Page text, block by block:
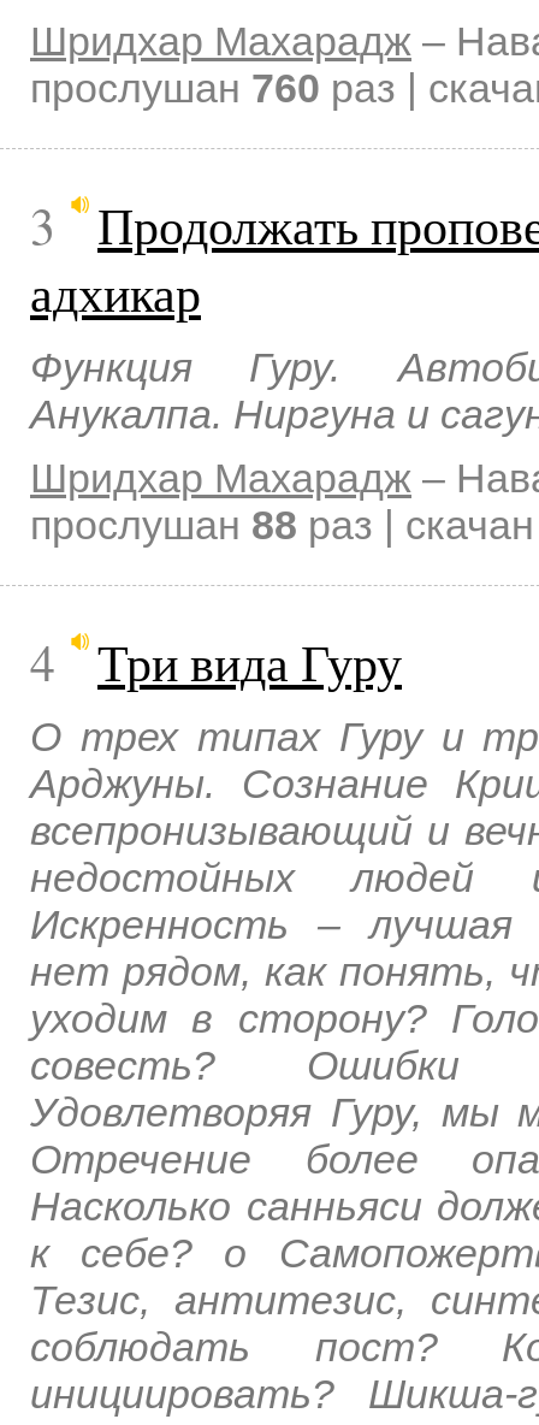
Шридхар Махарадж –
прослушан 760 раз |
3
Продолжать
адхикар
Функция Гуру.
Анукалпа. Ниргуна и
Шридхар Махарадж –
прослушан 88 раз |
4 Три вида Гуру
О трех типах Гуру и
Арджуны. Сознание
всепронизывающий и
недостойных людей
Искренность – лучшая
нет рядом, как понять,
уходим в сторону?
совесть? Ошибки
Удовлетворяя Гуру, мы
Отречение более
Насколько санньяси
к себе? о
Тезис, антитезис,
соблюдать пост?
инициировать?